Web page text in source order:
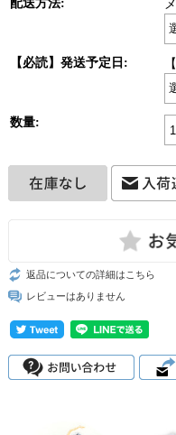
配送方法:
【必読】発送予定日:
数量:
返品についての詳細はこちら
レビューはありません